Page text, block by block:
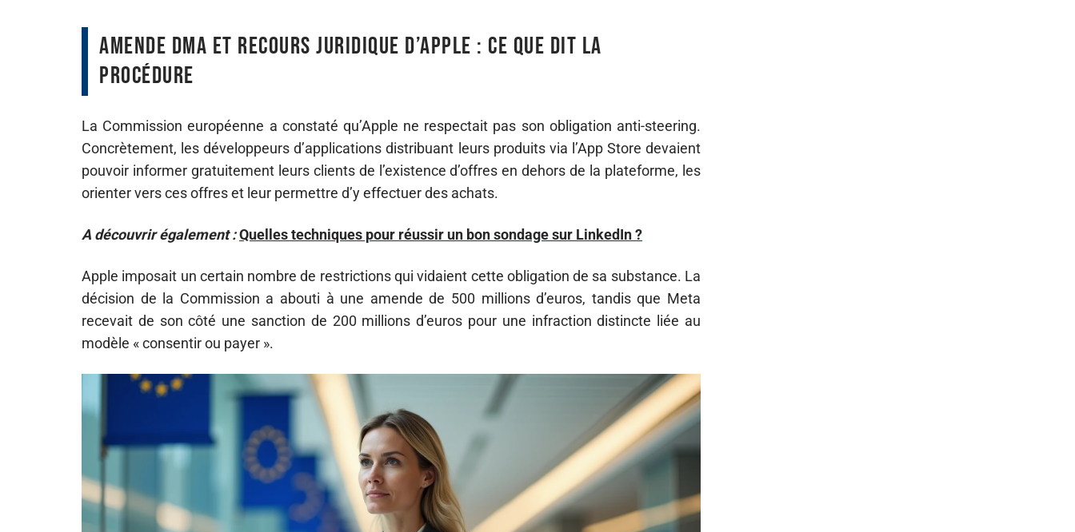
Amende DMA et recours juridique d’Apple : ce que dit la
procédure
La Commission européenne a constaté qu’Apple ne respectait pas son obligation anti-steering.
Concrètement, les développeurs d’applications distribuant leurs produits via l’App Store devaient
pouvoir informer gratuitement leurs clients de l’existence d’offres en dehors de la plateforme, les
orienter vers ces offres et leur permettre d’y effectuer des achats.
A découvrir également :Quelles techniques pour réussir un bon sondage sur LinkedIn ?
Apple imposait un certain nombre de restrictions qui vidaient cette obligation de sa substance. La
décision de la Commission a abouti à une amende de 500 millions d’euros, tandis que Meta
recevait de son côté une sanction de 200 millions d’euros pour une infraction distincte liée au
modèle « consentir ou payer ».